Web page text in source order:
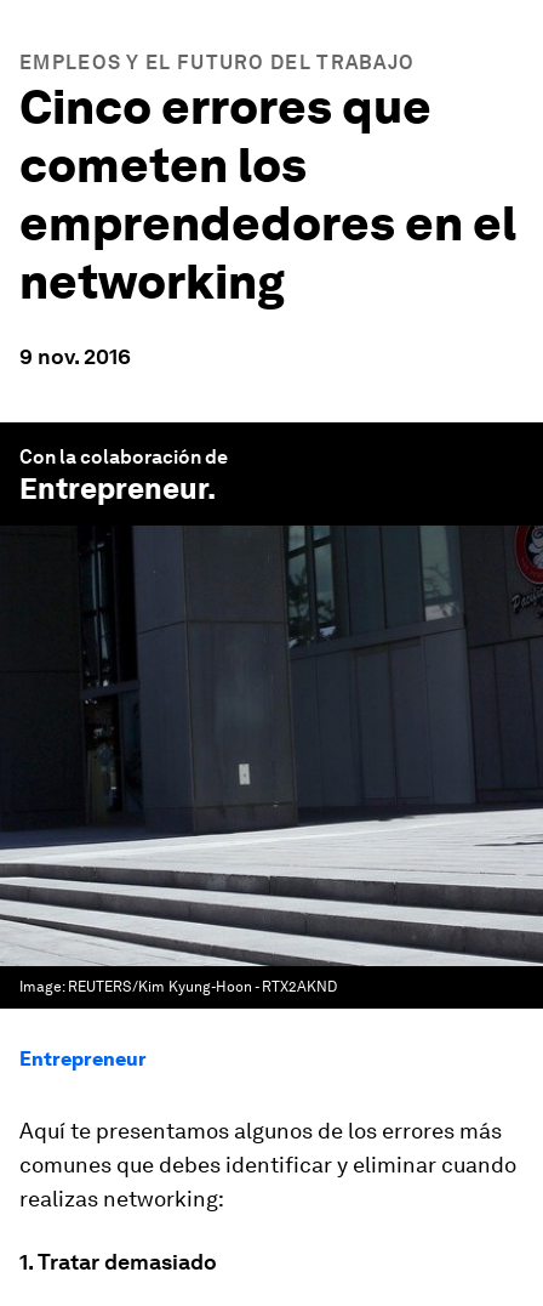
EMPLEOS Y EL FUTURO DEL TRABAJO
Cinco errores que
cometen los
emprendedores en el
networking
9 nov. 2016
Con la colaboración de
Entrepreneur.
Image: REUTERS/Kim Kyung-Hoon - RTX2AKND
Entrepreneur
Aquí te presentamos algunos de los errores más
comunes que debes identificar y eliminar cuando
realizas networking:
1. Tratar demasiado